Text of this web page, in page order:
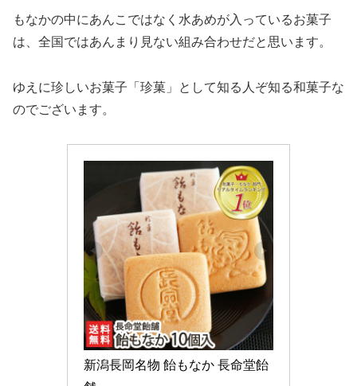
もなかの中にあんこではなく水あめが入っているお菓子
は、全国ではあんまり見ない組み合わせだと思います。
ゆえに珍しいお菓子「珍菓」として知る人ぞ知る和菓子な
のでございます。
新潟長岡名物 飴もなか 長命堂飴